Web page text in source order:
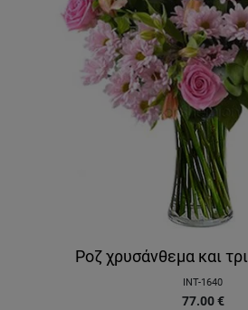
Ροζ χρυσάνθεμα και
INT-1640
77.00 €